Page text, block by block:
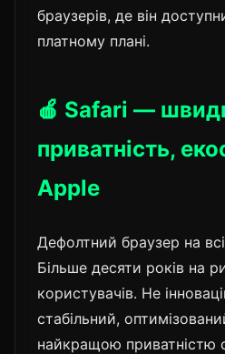
браузерів, де він
платному плані.
🍎 Safari —
приватність,
Apple
Дефолтний браузер на
Більше десяти років на
користувачів. Не
стабільний,
найкращою приватністю